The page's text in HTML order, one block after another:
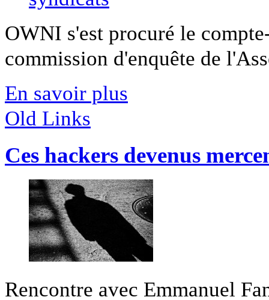
OWNI s'est procuré le
commission d'enquête de
En savoir plus
Old Links
Ces hackers devenus
Rencontre avec Emmanuel